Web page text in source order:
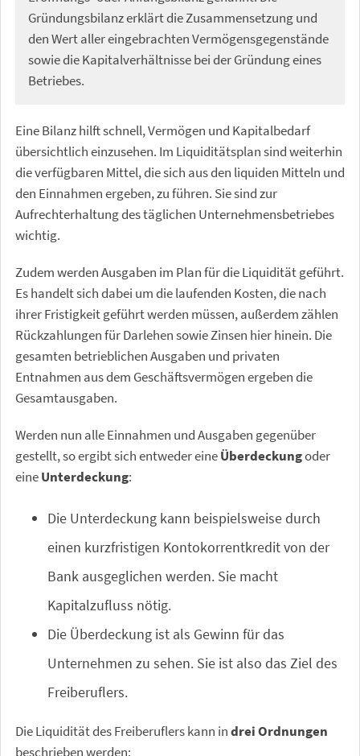
Gründungsbilanz erklärt die Zusammensetzung und
den Wert aller eingebrachten Vermögensgegenstände
sowie die Kapitalverhältnisse bei der Gründung eines
Betriebes.
Eine Bilanz hilft schnell, Vermögen und Kapitalbedarf
übersichtlich einzusehen. Im Liquiditätsplan sind weiterhin
die verfügbaren Mittel, die sich aus den liquiden Mitteln und
den Einnahmen ergeben, zu führen. Sie sind zur
Aufrechterhaltung des täglichen Unternehmensbetriebes
wichtig.
Zudem werden Ausgaben im Plan für die Liquidität geführt.
Es handelt sich dabei um die laufenden Kosten, die nach
ihrer Fristigkeit geführt werden müssen, außerdem zählen
Rückzahlungen für Darlehen sowie Zinsen hier hinein. Die
gesamten betrieblichen Ausgaben und privaten
Entnahmen aus dem Geschäftsvermögen ergeben die
Gesamtausgaben.
Werden nun alle Einnahmen und Ausgaben gegenüber
gestellt, so ergibt sich entweder eineÜberdeckungoder
eineUnterdeckung:
Die Unterdeckung kann beispielsweise durch
einen kurzfristigen Kontokorrentkredit von der
Bank ausgeglichen werden. Sie macht
Kapitalzufluss nötig.
Die Überdeckung ist als Gewinn für das
Unternehmen zu sehen. Sie ist also das Ziel des
Freiberuflers.
Die Liquidität des Freiberuflers kann indrei Ordnungen